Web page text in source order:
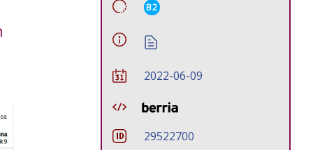
B2
2022-06-09
29522700